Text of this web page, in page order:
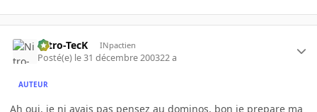
Nitro-TecK INpactien
Posté(e) le 31 décembre 200322 a
AUTEUR
Ah oui, je ni avais pas pensez au dominos, bon je prepare ma